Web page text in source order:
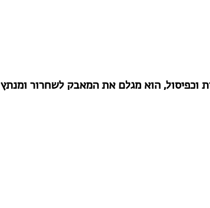
וכפיסול, הוא מגלם את המאבק לשחרור ומנתץ